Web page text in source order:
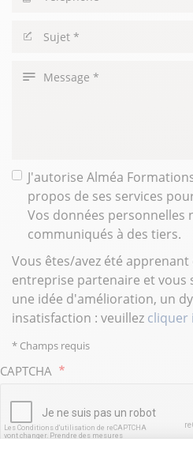
Sujet
Message
J'autorise Alméa
propos de ses services
Vos données personnelles
communiqués à des tiers.
Vous êtes/avez été
entreprise partenaire et
une idée d'amélioration, un
insatisfaction : veuillez cliquer
* Champs requis
CAPTCHA